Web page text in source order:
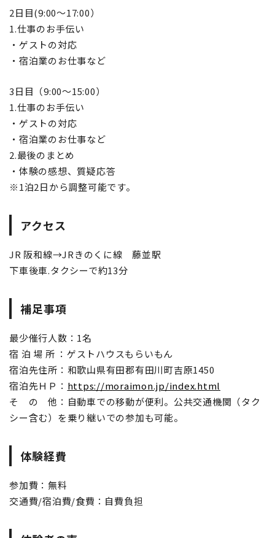
2日目(9:00～17:00）
1.仕事のお手伝い
・ゲストの対応
・宿泊業のお仕事など
3日目（9:00～15:00）
1.仕事のお手伝い
・ゲストの対応
・宿泊業のお仕事など
2.最後のまとめ
・体験の感想、質疑応答
※1泊2日から調整可能です。
アクセス
JR 阪和線→JRきのくに線 藤並駅
下車後車.タクシーで約13分
補足事項
最少催行人数：1名
宿 泊 場 所 ：ゲストハウスもらいもん
宿泊先住所：和歌山県有田郡有田川町吉原1450
宿泊先ＨＰ： https://moraimon.jp/index.html
そ の 他：自動車での移動が便利。公共交通機関（タク
シー含む）を乗り継いでの参加も可能。
体験経費
参加費：無料
交通費/宿泊費/食費：自費負担